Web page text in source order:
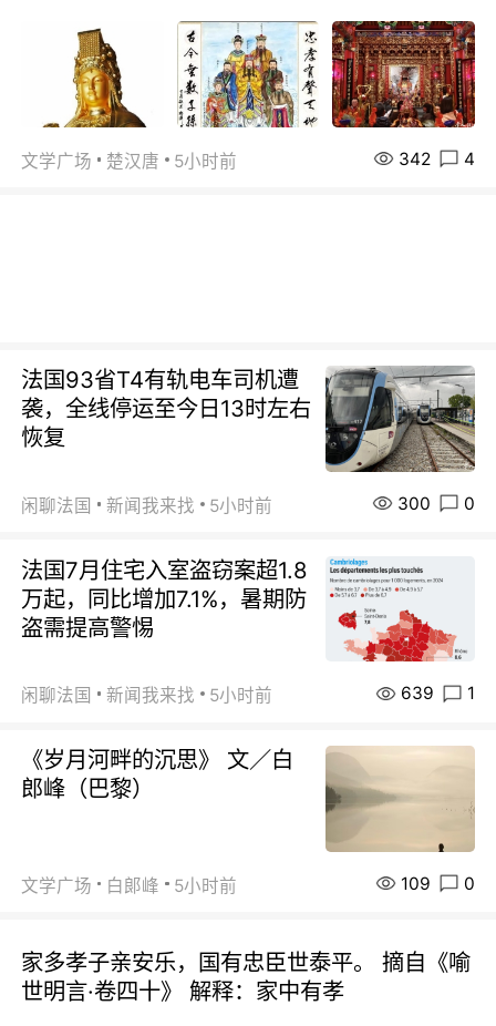
文学广场 楚汉唐 5小时前 342 4
法国93省T4有轨电车司机遭
袭，全线停运至今日13时左右
恢复
闲聊法国 新闻我来找 5小时前 300 0
法国7月住宅入室盗窃案超1.8
万起，同比增加7.1%，暑期防
盗需提高警惕
闲聊法国 新闻我来找 5小时前 639 1
《岁月河畔的沉思》 文／白
郎峰（巴黎）
文学广场 白郞峰 5小时前 109 0
家多孝子亲安乐，国有忠臣世泰平。 摘自《喻
世明言·卷四十》 解释：家中有孝